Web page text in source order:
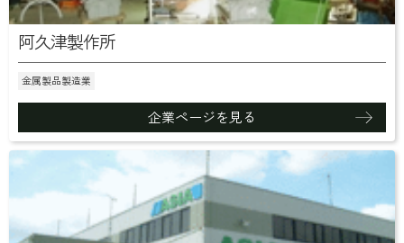
阿久津製作所
金属製品製造業
企業ページを見る